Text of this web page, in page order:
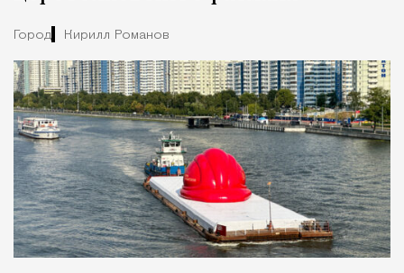
Город Кирилл Романов